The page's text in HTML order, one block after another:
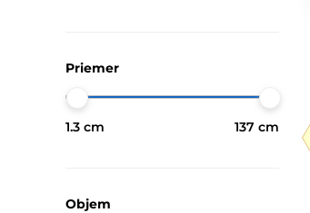
Priemer
1.3 cm 137 cm
Objem